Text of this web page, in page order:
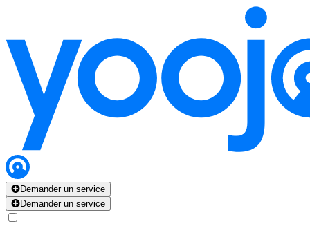
Demander un service
Demander un service